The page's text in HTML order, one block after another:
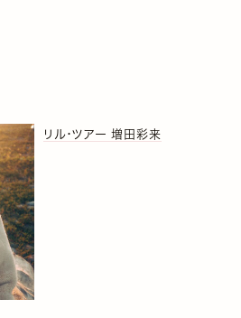
リル・ツアー 増田彩来